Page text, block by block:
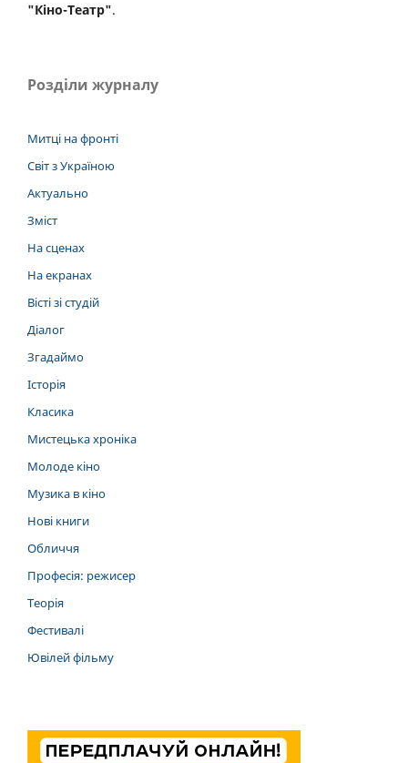
"Кіно-Театр".
Розділи журналу
Митці на фронті
Світ з Україною
Актуально
Зміст
На сценах
На екранах
Вісті зі студій
Діалог
Згадаймо
Історія
Класика
Мистецька хроніка
Молоде кіно
Музика в кіно
Нові книги
Обличчя
Професія: режисер
Теорія
Фестивалі
Ювілей фільму